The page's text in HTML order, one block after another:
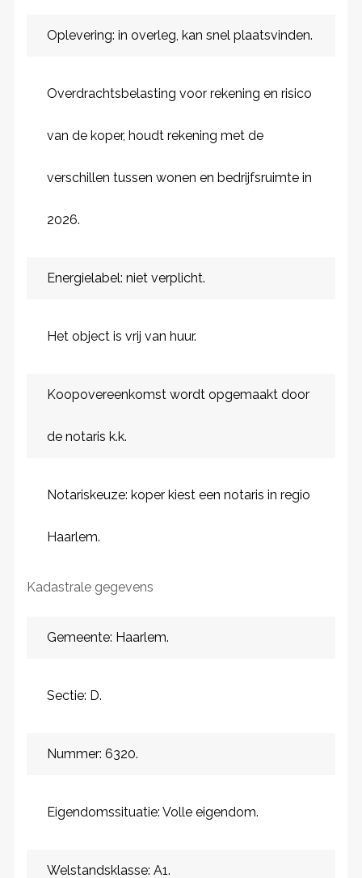
Oplevering: in overleg, kan snel plaatsvinden.
Overdrachtsbelasting voor rekening en risico
van de koper, houdt rekening met de
verschillen tussen wonen en bedrijfsruimte in
2026.
Energielabel: niet verplicht.
Het object is vrij van huur.
Koopovereenkomst wordt opgemaakt door
de notaris k.k.
Notariskeuze: koper kiest een notaris in regio
Haarlem.
Kadastrale gegevens
Gemeente: Haarlem.
Sectie: D.
Nummer: 6320.
Eigendomssituatie: Volle eigendom.
Welstandsklasse: A1.